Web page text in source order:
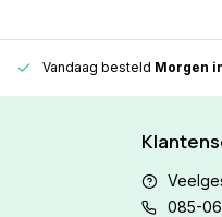
Vandaag besteld Morgen
085-